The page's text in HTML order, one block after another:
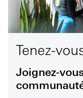
Tenez-
Joignez-